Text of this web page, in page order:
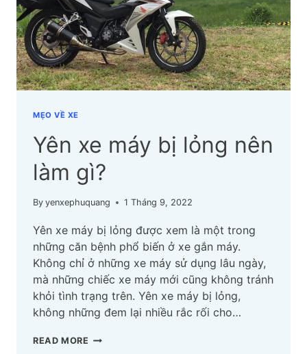
XỬ
LÝ
MẸO VỀ XE
Yên xe máy bị lỏng nên
làm gì?
By yenxephuquang 1 Tháng 9, 2022
Yên xe máy bị lỏng được xem là một trong
những căn bệnh phổ biến ở xe gắn máy.
Không chỉ ở những xe máy sử dụng lâu ngày,
mà những chiếc xe máy mới cũng không tránh
khỏi tình trạng trên. Yên xe máy bị lỏng,
không những đem lại nhiều rắc rối cho…
READ MORE YÊN